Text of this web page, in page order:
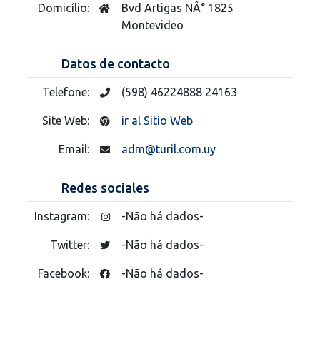
Domicílio:
Bvd Artigas NÂ° 1825
Montevideo
Datos de contacto
Telefone: (598) 46224888 24163
Site Web: ir al Sitio Web
Email: adm@turil.com.uy
Redes sociales
Instagram: -Não há dados-
Twitter: -Não há dados-
Facebook: -Não há dados-